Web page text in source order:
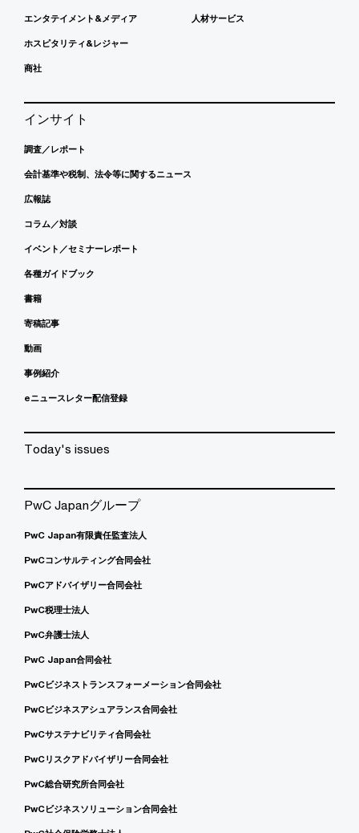
エンタテイメント&メディア
ホスピタリティ&レジャー
商社
人材サービス
インサイト
調査／レポート
会計基準や税制、法令等に関するニュース
広報誌
コラム／対談
イベント／セミナーレポート
各種ガイドブック
書籍
寄稿記事
動画
事例紹介
eニュースレター配信登録
Today's issues
PwC Japanグループ
PwC Japan有限責任監査法人
PwCコンサルティング合同会社
PwCアドバイザリー合同会社
PwC税理士法人
PwC弁護士法人
PwC Japan合同会社
PwCビジネストランスフォーメーション合同会社
PwCビジネスアシュアランス合同会社
PwCサステナビリティ合同会社
PwCリスクアドバイザリー合同会社
PwC総合研究所合同会社
PwCビジネスソリューション合同会社